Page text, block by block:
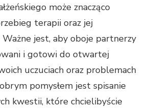
może znacząco
terapii oraz jej
jest, aby oboje partnerzy
i gotowi do otwartej
uczuciach oraz problemach
pomysłem jest spisanie
kwestii, które chcielibyście